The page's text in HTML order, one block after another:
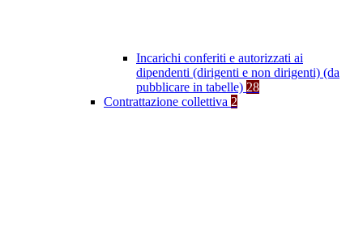
Incarichi conferiti e autorizzati ai
dipendenti (dirigenti e non dirigenti) (da
pubblicare in tabelle) 28
Contrattazione collettiva 2